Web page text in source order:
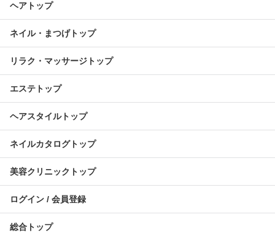
ヘアトップ
ネイル・まつげトップ
リラク・マッサージトップ
エステトップ
ヘアスタイルトップ
ネイルカタログトップ
美容クリニックトップ
ログイン / 会員登録
総合トップ